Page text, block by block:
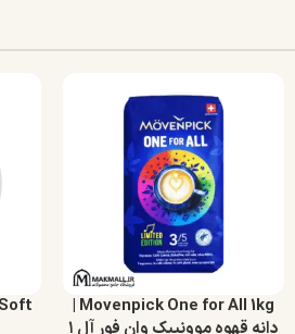
Movenpick One for All 1kg |